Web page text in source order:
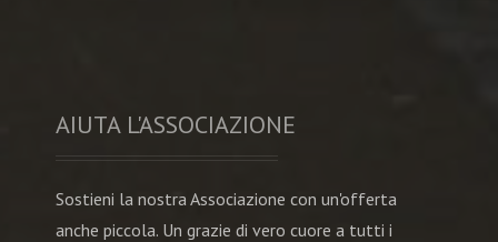
AIUTA L'ASSOCIAZIONE
Sostieni la nostra Associazione con un'offerta
anche piccola. Un grazie di vero cuore a tutti i